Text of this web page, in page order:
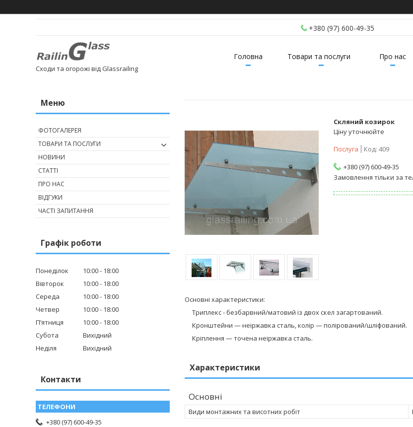
+380 (97) 600-49-35
Сходи та огорожі від Glassrailing
Головна Товари та послуги Про нас
Скляний козирок
Ціну уточнюйте
Послуга
Код: 409
+380 (97) 600-49-35
Замовлення тільки за
Основні характеристики:
Триплекс - безбарвний/матовий із двох скел загартований.
Кронштейни — неіржавка сталь, колір — полірований/шліфований.
Кріплення — точена неіржавка сталь.
Характеристики
Основні
Види монтажних та висотних робіт
ФОТОГАЛЕРЕЯ
ТОВАРИ ТА ПОСЛУГИ
НОВИНИ
СТАТТІ
ПРО НАС
ВІДГУКИ
ЧАСТІ ЗАПИТАННЯ
Графік роботи
Понеділок 10:00
18:00
Вівторок
10:00
18:00
Середа
10:00
18:00
Четвер
10:00
18:00
Пʼятниця
10:00
18:00
Субота
Вихідний
Неділя
Вихідний
Контакти
+380 (97) 600-49-35